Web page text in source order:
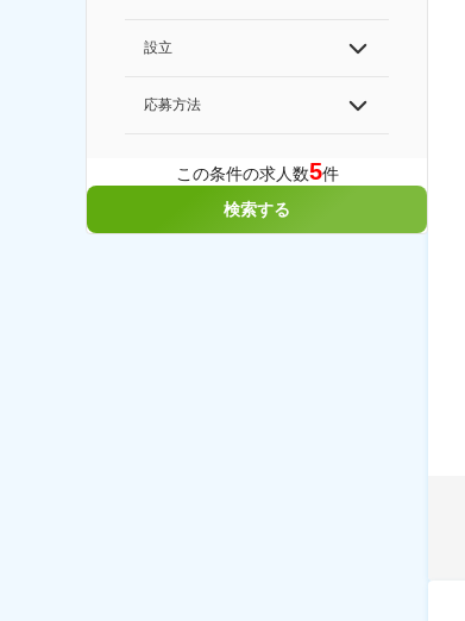
設立
応募方法
この条件の求人数5件
検索する